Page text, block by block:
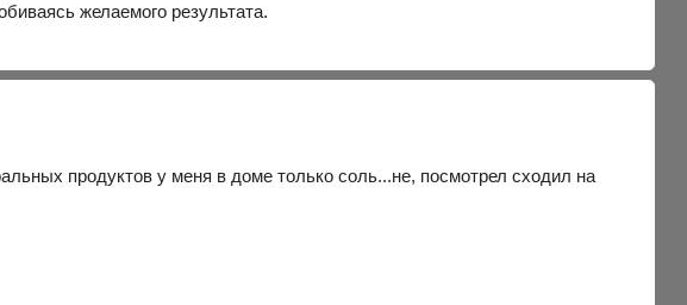
желаемого результата.
продуктов у меня в доме только соль...не, посмотрел сходил на